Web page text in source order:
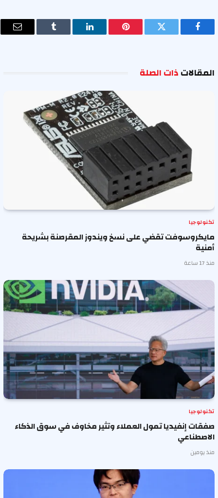
فيسبوك تويتر بينتيريستلينكدإن Tumblr
المقالاتذات الصلة
تكنولوجيا
مايكروسوفت تقضي على نسخ ويندوز المقرصنة بشريحة
أمنية
منذ 17 ساعة
تكنولوجيا
صفقات إنفيديا تمول العملاء وتثير مخاوف في سوق الذكاء
الاصطناعي
منذ يومين